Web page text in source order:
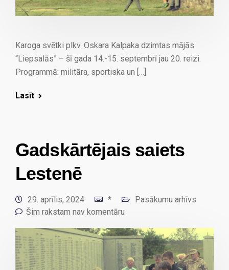
Karoga svētki plkv. Oskara Kalpaka dzimtas mājās
“Liepsalās” – šī gada 14.-15. septembrī jau 20. reizi.
Programmā: militāra, sportiska un […]
Lasīt
Gadskārtējais saiets
Lestenē
29. aprīlis, 2024 *
Pasākumu arhīvs
Šim rakstam nav komentāru